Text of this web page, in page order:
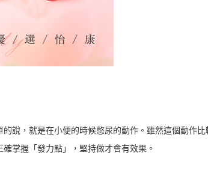
，就是在小便的時候憋尿的動作。雖然這個動作比
掌握「發力點」，堅持做才會有效果。